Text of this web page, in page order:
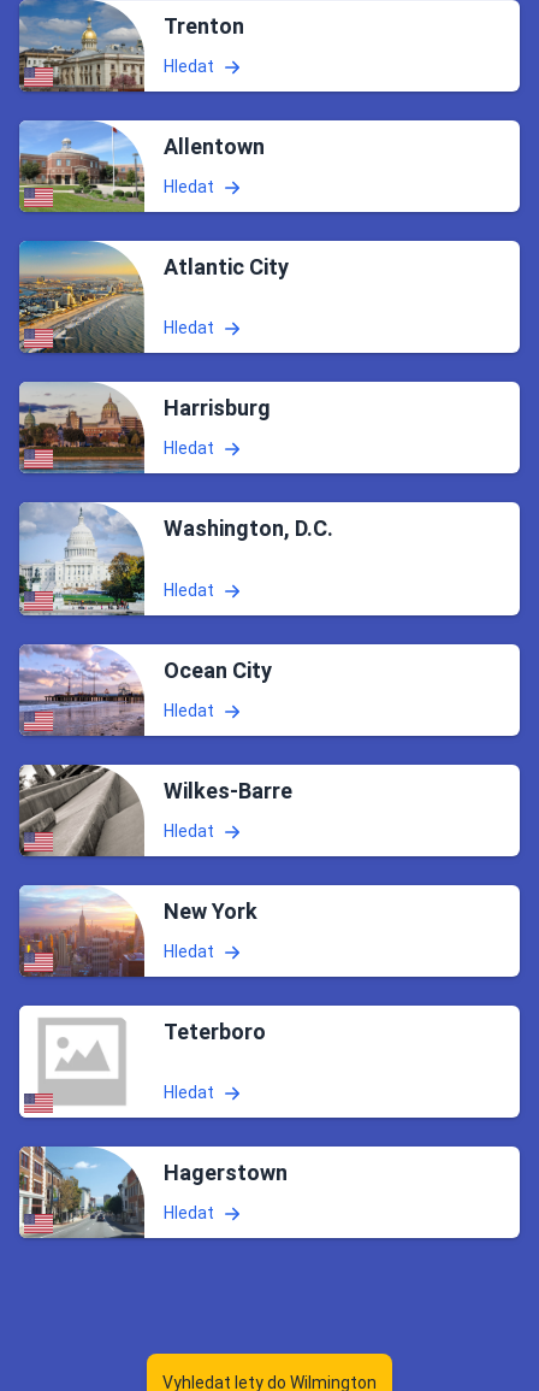
Trenton
Hledat
Allentown
Hledat
Atlantic City
Hledat
Harrisburg
Hledat
Washington, D.C.
Hledat
Ocean City
Hledat
Wilkes-Barre
Hledat
New York
Hledat
Teterboro
Hledat
Hagerstown
Hledat
Vyhledat lety do Wilmington